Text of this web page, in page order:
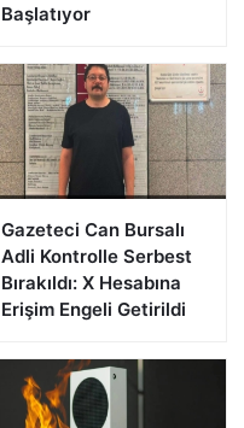
Başlatıyor
Gazeteci Can Bursalı
Adli Kontrolle Serbest
Bırakıldı: X Hesabına
Erişim Engeli Getirildi